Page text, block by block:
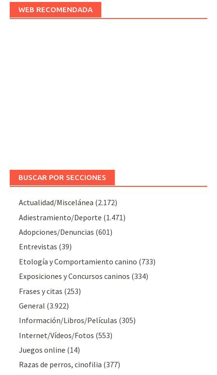
WEB RECOMENDADA
BUSCAR POR SECCIONES
Actualidad/Miscelánea (2.172)
Adiestramiento/Deporte (1.471)
Adopciones/Denuncias (601)
Entrevistas (39)
Etología y Comportamiento canino (733)
Exposiciones y Concursos caninos (334)
Frases y citas (253)
General (3.922)
Información/Libros/Películas (305)
Internet/Vídeos/Fotos (553)
Juegos online (14)
Razas de perros, cinofilia (377)